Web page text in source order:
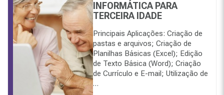
INFORMÁTICA PARA
TERCEIRA IDADE
Principais Aplicações: Criação de
pastas e arquivos; Criação de
Planilhas Básicas (Excel); Edição
de Texto Básica (Word); Criação
de Currículo e E-mail; Utilização de
…